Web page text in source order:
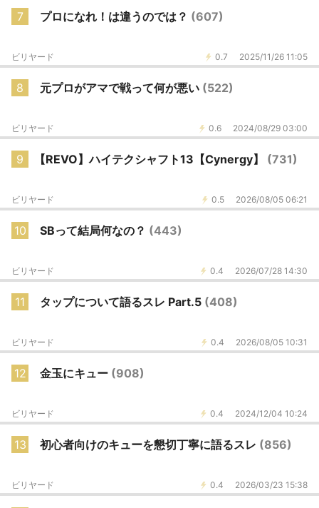
7 プロになれ！は違うのでは？ (607)
0.7 2025/11/26 11:05
ビリヤード
8 元プロがアマで戦って何が悪い (522)
0.6 2024/08/29 03:00
ビリヤード
9 【REVO】ハイテクシャフト13【Cynergy】 (731)
0.5 2026/08/05 06:21
ビリヤード
10 SBって結局何なの？ (443)
0.4 2026/07/28 14:30
ビリヤード
11 タップについて語るスレ Part.5 (408)
0.4 2026/08/05 10:31
ビリヤード
12 金玉にキュー (908)
0.4 2024/12/04 10:24
ビリヤード
13 初心者向けのキューを懇切丁寧に語るスレ (856)
0.4 2026/03/23 15:38
ビリヤード